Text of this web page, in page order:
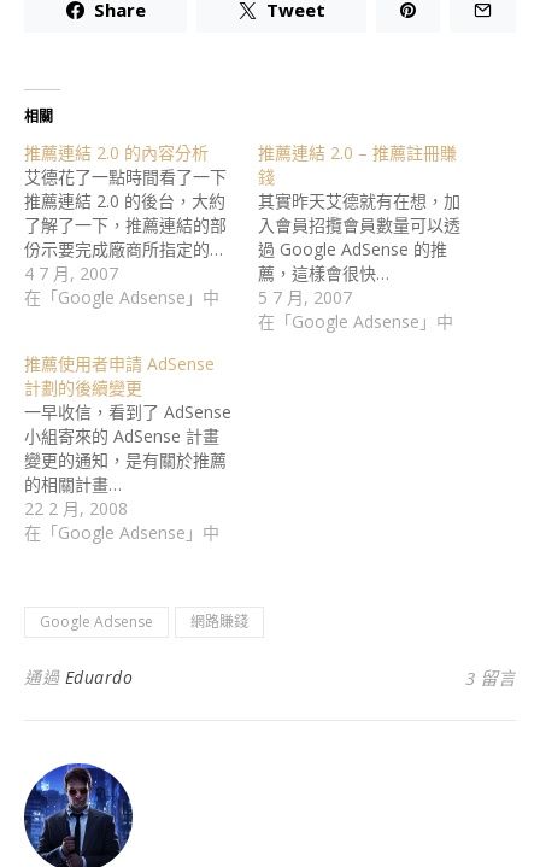
Share Tweet
相關
推薦連結 2.0 的內容分析
艾德花了一點時間看了一下
推薦連結 2.0 的後台，大約
了解了一下，推薦連結的部
份示要完成廠商所指定的…
4 7 月, 2007
在「Google Adsense」中
推薦連結 2.0 – 推薦註冊賺
錢
其實昨天艾德就有在想，加
入會員招攬會員數量可以透
過 Google AdSense 的推
薦，這樣會很快…
5 7 月, 2007
在「Google Adsense」中
推薦使用者申請 AdSense
計劃的後續變更
一早收信，看到了 AdSense
小組寄來的 AdSense 計畫
變更的通知，是有關於推薦
的相關計畫…
22 2 月, 2008
在「Google Adsense」中
Google Adsense 網路賺錢
通過 Eduardo 3 留言